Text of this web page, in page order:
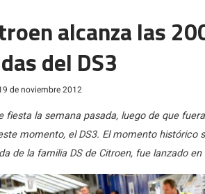
alcanza las
del DS3
de noviembre 2012
fiesta la semana pasada, luego de que
momento, el DS3. El momento histórico
de la familia DS de Citroen, fue lanzado